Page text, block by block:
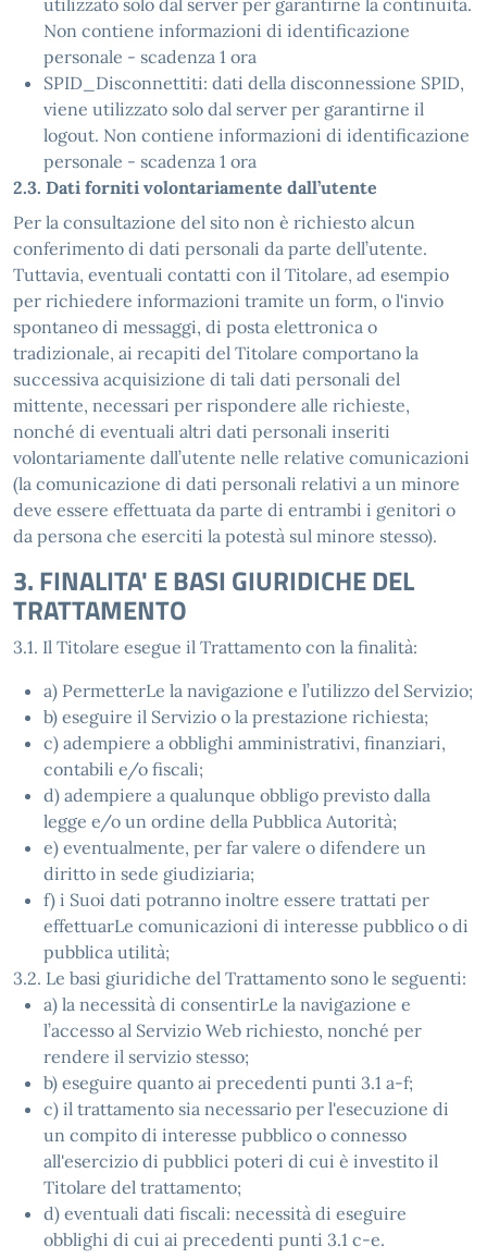
utilizzato solo dal server per garantirne la continuità.
Non contiene informazioni di identificazione
personale - scadenza 1 ora
SPID_Disconnettiti: dati della disconnessione SPID,
viene utilizzato solo dal server per garantirne il
logout. Non contiene informazioni di identificazione
personale - scadenza 1 ora
2.3. Dati forniti volontariamente dall’utente
Per la consultazione del sito non è richiesto alcun
conferimento di dati personali da parte dell’utente.
Tuttavia, eventuali contatti con il Titolare, ad esempio
per richiedere informazioni tramite un form, o l'invio
spontaneo di messaggi, di posta elettronica o
tradizionale, ai recapiti del Titolare comportano la
successiva acquisizione di tali dati personali del
mittente, necessari per rispondere alle richieste,
nonché di eventuali altri dati personali inseriti
volontariamente dall’utente nelle relative comunicazioni
(la comunicazione di dati personali relativi a un minore
deve essere effettuata da parte di entrambi i genitori o
da persona che eserciti la potestà sul minore stesso).
3. FINALITA' E BASI GIURIDICHE DEL
TRATTAMENTO
3.1. Il Titolare esegue il Trattamento con la finalità:
a) PermetterLe la navigazione e l’utilizzo del Servizio;
b) eseguire il Servizio o la prestazione richiesta;
c) adempiere a obblighi amministrativi, finanziari,
contabili e/o fiscali;
d) adempiere a qualunque obbligo previsto dalla
legge e/o un ordine della Pubblica Autorità;
e) eventualmente, per far valere o difendere un
diritto in sede giudiziaria;
f) i Suoi dati potranno inoltre essere trattati per
effettuarLe comunicazioni di interesse pubblico o di
pubblica utilità;
3.2. Le basi giuridiche del Trattamento sono le seguenti:
a) la necessità di consentirLe la navigazione e
l’accesso al Servizio Web richiesto, nonché per
rendere il servizio stesso;
b) eseguire quanto ai precedenti punti 3.1 a-f;
c) il trattamento sia necessario per l'esecuzione di
un compito di interesse pubblico o connesso
all'esercizio di pubblici poteri di cui è investito il
Titolare del trattamento;
d) eventuali dati fiscali: necessità di eseguire
obblighi di cui ai precedenti punti 3.1 c-e.